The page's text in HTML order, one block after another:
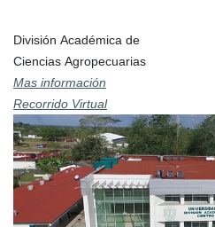
División Académica de
Ciencias Agropecuarias
Mas información
Recorrido Virtual